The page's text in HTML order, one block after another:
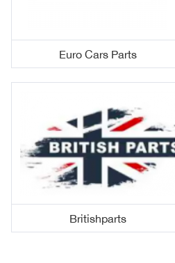
Euro Cars Parts
Britishparts